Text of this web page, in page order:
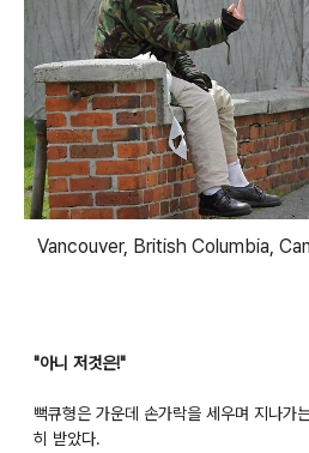
Vancouver, British Columbia,
"아니 저것은!"
뻑큐형은 가운데 손가락을 세우며 지나
히 받았다.